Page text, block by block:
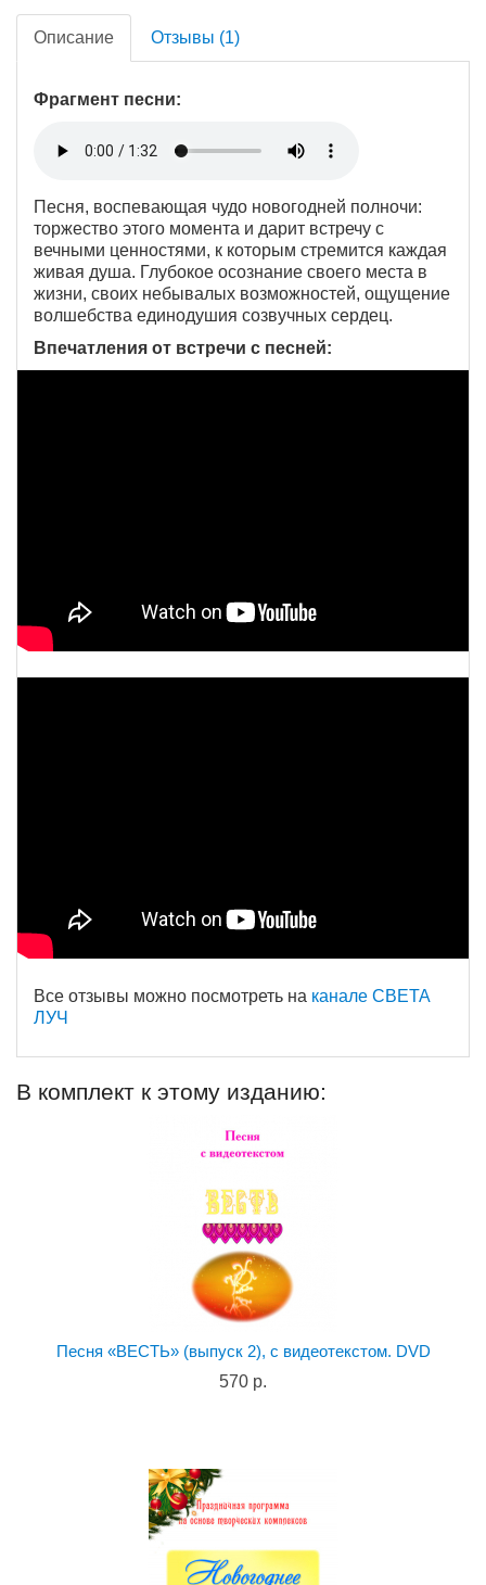
Описание Отзывы (1)
Фрагмент песни:
Песня, воспевающая чудо новогодней полночи:
торжество этого момента и дарит встречу с
вечными ценностями, к которым стремится каждая
живая душа. Глубокое осознание своего места в
жизни, своих небывалых возможностей, ощущение
волшебства единодушия созвучных сердец.
Впечатления от встречи с песней:
Все отзывы можно посмотреть на канале СВЕТА
ЛУЧ
В комплект к этому изданию:
Песня «ВЕСТЬ» (выпуск 2), с видеотекстом. DVD
570 р.